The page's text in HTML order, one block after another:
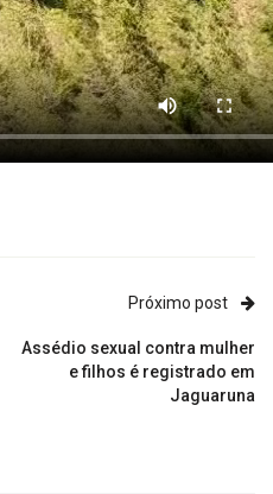
Próximo post
Assédio sexual contra mulher
e filhos é registrado em
Jaguaruna